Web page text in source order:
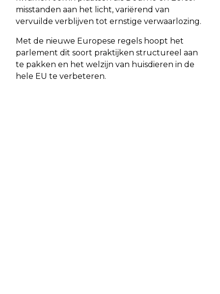
misstanden aan het licht, variërend van
vervuilde verblijven tot ernstige verwaarlozing.
Met de nieuwe Europese regels hoopt het
parlement dit soort praktijken structureel aan
te pakken en het welzijn van huisdieren in de
hele EU te verbeteren.